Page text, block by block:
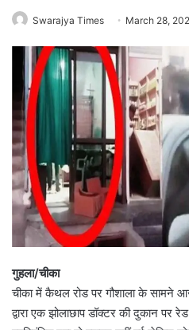
Swarajya Times March 28,
गुहला/चीका
चीका में कैथल रोड पर गौशाला के सामने
द्वारा एक झोलाछाप डॉक्टर की दुकान पर